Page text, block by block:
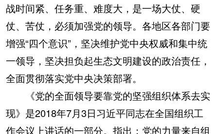
战时间紧、任务重、难度大，是一场大仗、硬
仗、苦仗，必须加强党的领导。各地区各部门要
增强“四个意识”，坚决维护党中央权威和集中统
一领导，坚决担负起生态文明建设的政治责任，
全面贯彻落实党中央决策部署。
《党的全面领导要靠党的坚强组织体系去实
现》是2018年7月3日习近平同志在全国组织工
作会议上讲话的一部分。指出：党的力量来自组